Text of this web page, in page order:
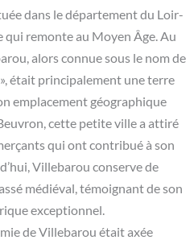
dans le département du Loir-
qui remonte au Moyen Âge. Au
alors connue sous le nom de
était principalement une terre
emplacement géographique
cette petite ville a attiré
qui ont contribué à son
Villebarou conserve de
médiéval, témoignant de son
exceptionnel.
de Villebarou était axée